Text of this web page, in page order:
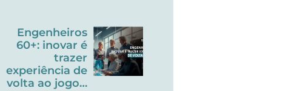
Engenheiros
60+: inovar é
trazer
experiência de
volta ao jogo…